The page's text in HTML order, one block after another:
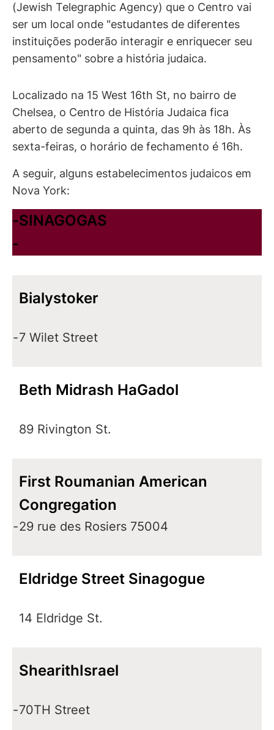
(Jewish Telegraphic Agency) que o Centro vai
ser um local onde "estudantes de diferentes
instituições poderão interagir e enriquecer seu
pensamento" sobre a história judaica.
Localizado na 15 West 16th St, no bairro de
Chelsea, o Centro de História Judaica fica
aberto de segunda a quinta, das 9h às 18h. Às
sexta-feiras, o horário de fechamento é 16h.
A seguir, alguns estabelecimentos judaicos em
Nova York:
-
-
SINAGOGAS
Bialystoker
-7 Wilet Street
Beth Midrash HaGadol
89 Rivington St.
First Roumanian American
Congregation
-29 rue des Rosiers 75004
Eldridge Street Sinagogue
14 Eldridge St.
ShearithIsrael
-70TH Street